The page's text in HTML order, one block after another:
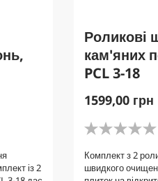
із 2
Роликові
кам'яних
PCL 3-18
C
r
e
n
1599,00 грн
0
0
з
Комплект з 2
швидкого